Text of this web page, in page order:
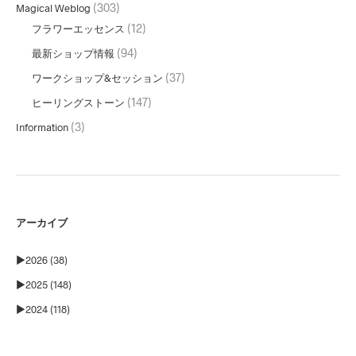
Magical Weblog (303)
フラワーエッセンス (12)
最新ショップ情報 (94)
ワークショップ&セッション (37)
ヒーリングストーン (147)
Information (3)
アーカイブ
►2026 (38)
►2025 (148)
►2024 (118)